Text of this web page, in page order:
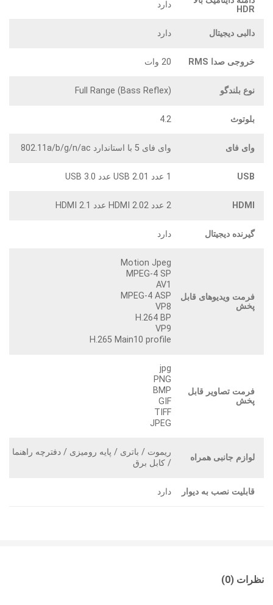
HDR
دارد
دالبی دیجیتال دارد
خروجی صدا RMS 20 وات
نوع بلندگو Full Range (Bass Reflex)
بلوتوث 4.2
وای فای وای فای 5 با استاندارد 802.11a/b/g/n/ac
USB 1 عدد USB 2.01 عدد USB 3.0
HDMI 2 عدد HDMI 2.02 عدد HDMI 2.1
گیرنده دیجیتال دارد
فرمت ویدیوهای قابل
پخش
Motion Jpeg
MPEG-4 SP
AV1
MPEG-4 ASP
VP8
H.264 BP
VP9
H.265 Main10 profile
فرمت تصاویر قابل
پخش
jpg
PNG
BMP
GIF
TIFF
JPEG
لوازم جانبی همراه
ریموت / باتری / پایه رومیزی / دفترچه راهنما
/ کابل برق
قابلیت نصب به دیوار دارد
نظرات (0)